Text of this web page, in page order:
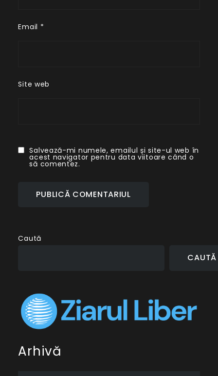
Email *
Site web
Salvează-mi numele, emailul și site-ul web în
acest navigator pentru data viitoare când o
să comentez.
Caută
CAUTĂ
Arhivă